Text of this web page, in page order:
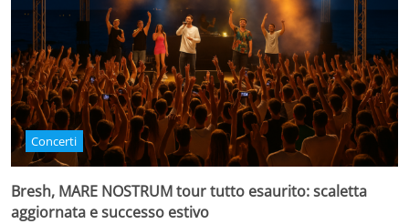
Concerti
Bresh, MARE NOSTRUM tour tutto esaurito: scaletta
aggiornata e successo estivo